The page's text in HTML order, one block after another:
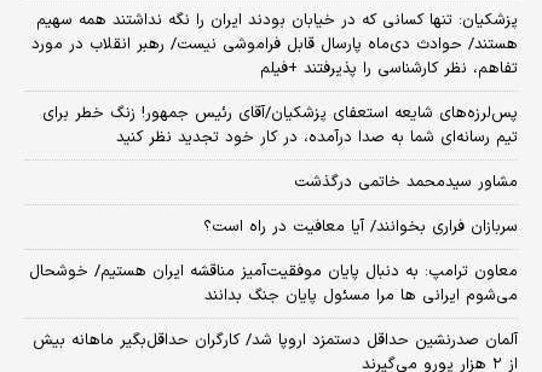
پزشکیان: تنها کسانی که در خیابان بودند ایران را نگه نداشتند همه سهیم
هستند/ حوادث دی‌ماه پارسال قابل فراموشی نیست/ رهبر انقلاب در مورد
تفاهم، نظر کارشناسی را پذیرفتند +فیلم
پس‌لرزه‌های شایعه استعفای پزشکیان/آقای رئیس جمهور! زنگ خطر برای
تیم رسانه‌ای شما به صدا درآمده، در کار خود تجدید نظر کنید
مشاور سیدمحمد خاتمی درگذشت
سربازان فراری بخوانند/ آیا معافیت در راه است؟
معاون ترامپ: به دنبال پایان موفقیت‌آمیز مناقشه ایران هستیم/ خوشحال
می‌شوم ایرانی ها مرا مسئول پایان جنگ بدانند
آلمان صدرنشین حداقل دستمزد اروپا شد/ کارگران حداقل‌بگیر ماهانه بیش
از ۲ هزار یورو می‌گیرند